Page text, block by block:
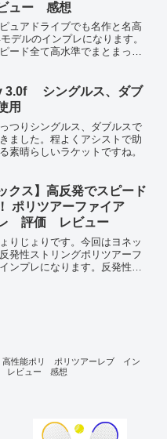
ュー 感想
ュアドライブでも名作と名高
デルのインプレになります。
ード全て高水準でまとまった
3.0f シングルス、ダブ
用
つりシングルス、ダブルスで
ました。程よくアシストで助
素晴らしいラケットですね。
クス】高反発でスピード
ポリツアーファイア
評価 レビュー
りじょりです。今回はヨネッ
発性ストリングポリツアーフ
ンプレになります。反発性は
高性能ポリ ポリツアーレブ イン
レビュー 感想